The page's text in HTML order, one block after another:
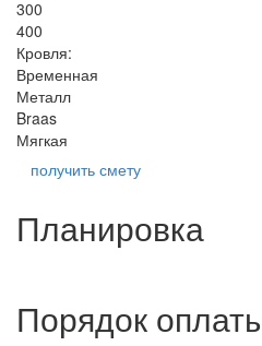
300
400
Кровля:
Временная
Металл
Braas
Мягкая
получить смету
Планировка
Порядок